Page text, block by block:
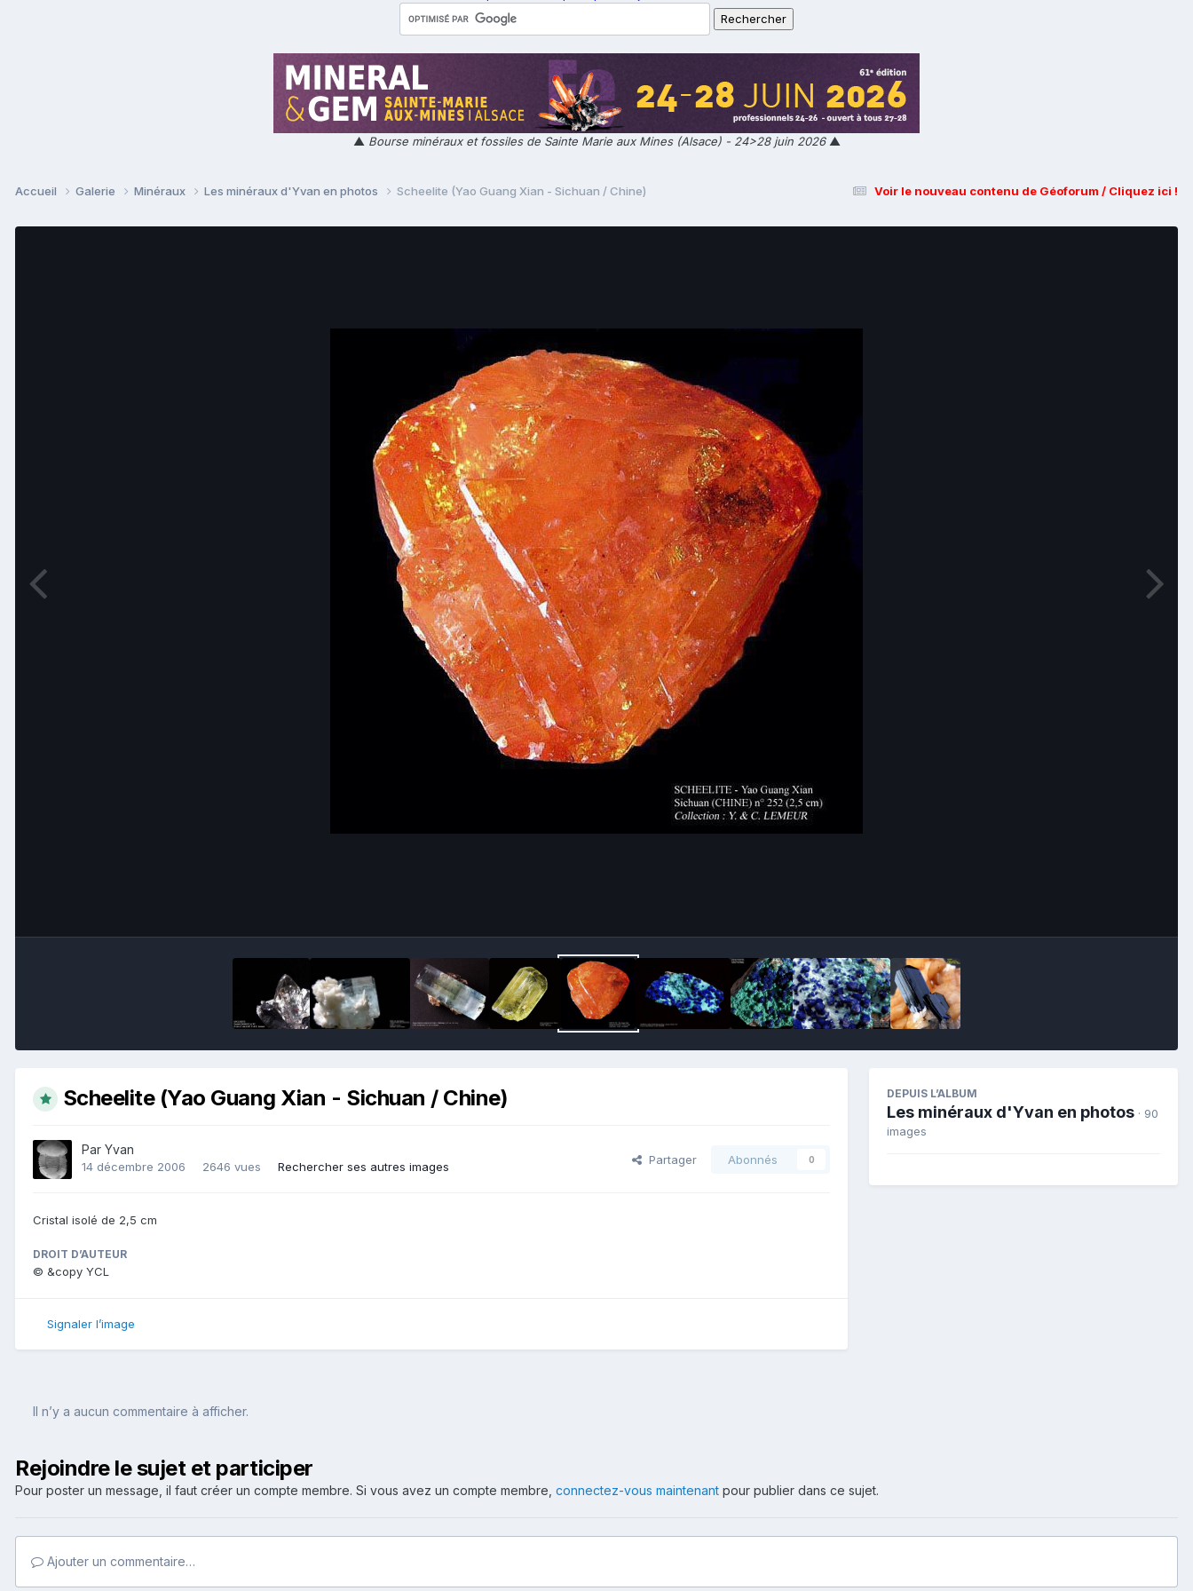
▲ Bourse minéraux et fossiles de Sainte Marie aux Mines (Alsace) - 24>28 juin 2026▲
Voir le nouveau contenu de Géoforum / Cliquez ici !
Accueil Galerie Minéraux Les minéraux d'Yvan en photos Scheelite (Yao Guang Xian - Sichuan / Chine)
Scheelite (Yao Guang Xian - Sichuan / Chine)
Par Yvan
14 décembre 2006 2646 vues Rechercher ses autres images
Partager Abonnés 0
Cristal isolé de 2,5 cm
DROIT D’AUTEUR
© &copy YCL
Signaler l’image
DEPUIS L’ALBUM
Les minéraux d'Yvan en photos · 90
images
Il n’y a aucun commentaire à afficher.
Rejoindre le sujet et participer
Pour poster un message, il faut créer un compte membre. Si vous avez un compte membre, connectez-vous maintenant pour publier dans ce sujet.
Ajouter un commentaire…